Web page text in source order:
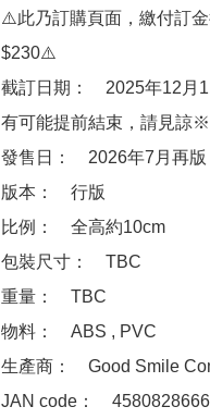
⚠️此乃訂購頁面，繳付訂
$230⚠️
截訂日期：　2025年12月
有可能提前結束，請見諒※
發售日：　2026年7月再版
版本：　行版
比例：　全高約10cm
包裝尺寸：　TBC
重量：　TBC
物料：　ABS , PVC
生產商：　Good Smile
JAN code：　